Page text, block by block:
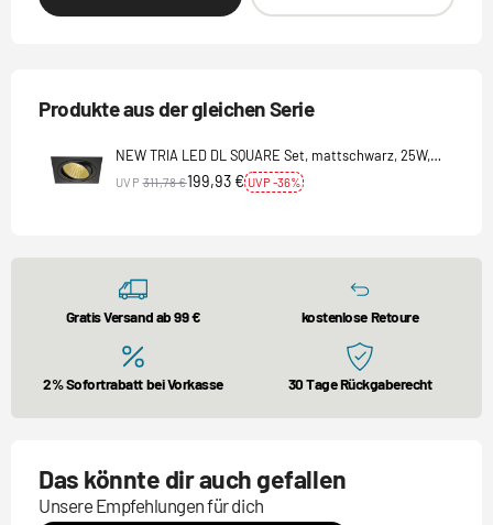
Produkte aus der gleichen Serie
NEW TRIA LED DL SQUARE Set, mattschwarz, 25W,
30°,2700K,inkl. Treiber,Clipf.
199,93 € UVP -36%
UVP 311,78 €
Gratis Versand ab 99 € kostenlose Retoure
2% Sofortrabatt bei Vorkasse 30 Tage Rückgaberecht
Das könnte dir auch gefallen
Unsere Empfehlungen für dich